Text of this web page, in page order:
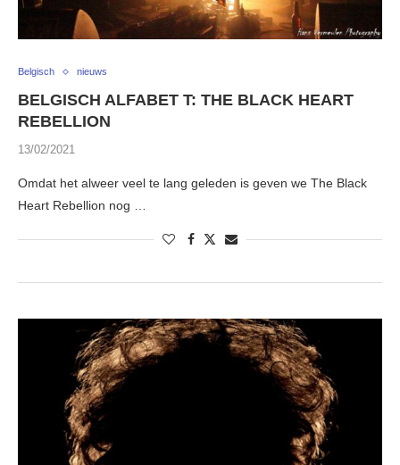
Belgisch nieuws
BELGISCH ALFABET T: THE BLACK HEART
REBELLION
13/02/2021
Omdat het alweer veel te lang geleden is geven we The Black
Heart Rebellion nog …